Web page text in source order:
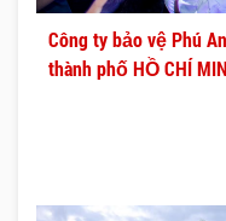
Công ty bảo vệ Phú
thành phố HỒ CHÍ